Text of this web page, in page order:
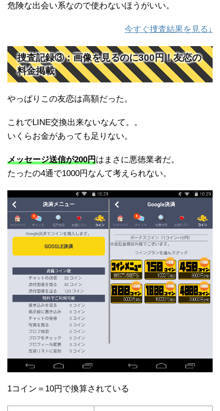
危険な出会い系なので使わないほうがいい。
今すぐ捜査結果を見る↓
捜査記録③：画像を見るのに300円！友恋の
料金掲載
やっぱりこの友恋は高額だった。
これでLINE交換出来ないなんて。。
いくらお金があっても足りない。
メッセージ送信が200円はまさに悪徳業者だ。
たったの4通で1000円なんて考えられない。
1コイン＝10円で換算されている